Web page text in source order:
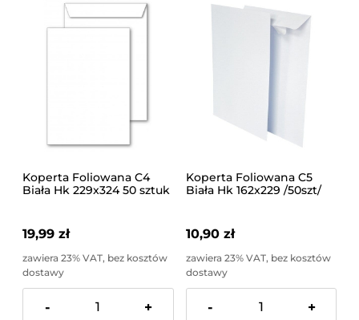
Koperta Foliowana C4
Biała Hk 229x324 50 sztuk
19,99 zł
zawiera 23% VAT, bez kosztów
dostawy
- +
Koperta Foliowana C5
Biała Hk 162x229 /50szt/
10,90 zł
zawiera 23% VAT, bez kosztów
dostawy
- +